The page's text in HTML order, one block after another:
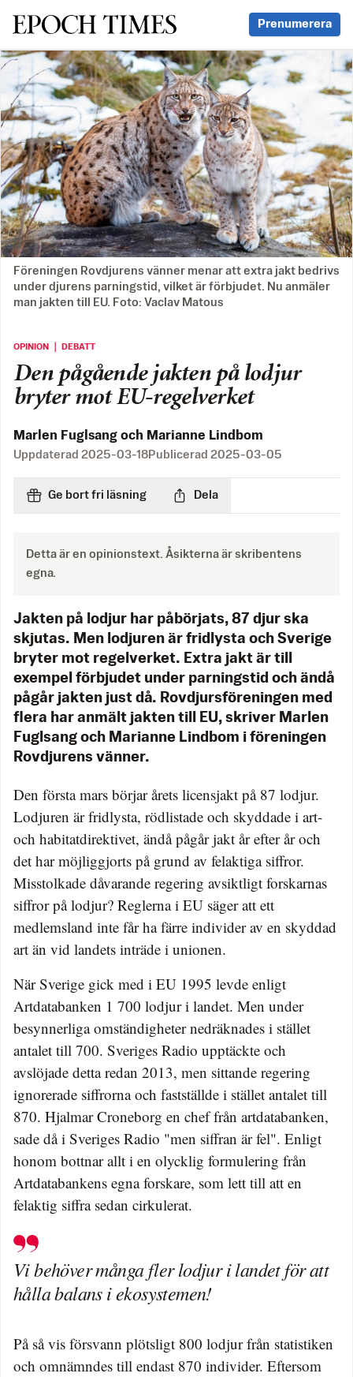
Svenska Epoch Times Prenumerera
Föreningen Rovdjurens vänner menar att extra jakt bedrivs
under djurens parningstid, vilket är förbjudet. Nu anmäler
man jakten till EU. Foto: Vaclav Matous
OPINION ｜ DEBATT
Den pågående jakten på lodjur
bryter mot EU-regelverket
Marlen Fuglsang och Marianne Lindbom
Uppdaterad 2025-03-18 Publicerad 2025-03-05
Ge bort fri läsning Dela
Detta är en opinionstext. Åsikterna är skribentens
egna.
Jakten på lodjur har påbörjats, 87 djur ska
skjutas. Men lodjuren är fridlysta och Sverige
bryter mot regelverket. Extra jakt är till
exempel förbjudet under parningstid och ändå
pågår jakten just då. Rovdjursföreningen med
flera har anmält jakten till EU, skriver Marlen
Fuglsang och Marianne Lindbom i föreningen
Rovdjurens vänner.
Den första mars börjar årets licensjakt på 87 lodjur.
Lodjuren är fridlysta, rödlistade och skyddade i art-
och habitatdirektivet, ändå pågår jakt år efter år och
det har möjliggjorts på grund av felaktiga siffror.
Misstolkade dåvarande regering avsiktligt forskarnas
siffror på lodjur? Reglerna i EU säger att ett
medlemsland inte får ha färre individer av en skyddad
art än vid landets inträde i unionen.
När Sverige gick med i EU 1995 levde enligt
Artdatabanken 1 700 lodjur i landet. Men under
besynnerliga omständigheter nedräknades i stället
antalet till 700. Sveriges Radio upptäckte och
avslöjade detta redan 2013, men sittande regering
ignorerade siffrorna och fastställde i stället antalet till
870. Hjalmar Croneborg en chef från artdatabanken,
sade då i Sveriges Radio "men siffran är fel". Enligt
honom bottnar allt i en olycklig formulering från
Artdatabankens egna forskare, som lett till att en
felaktig siffra sedan cirkulerat.
Vi behöver många fler lodjur i landet för att
hålla balans i ekosystemen!
På så vis försvann plötsligt 800 lodjur från statistiken
och omnämndes till endast 870 individer. Eftersom